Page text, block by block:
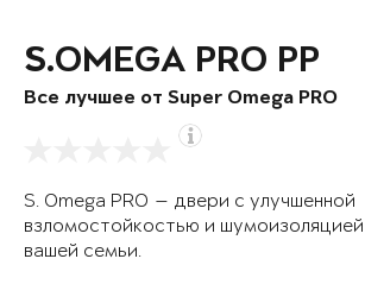
S.OMEGA PRO PP
Все лучшее от Super Omega PRO
S. Omega PRO — двери с улучшенной
взломостойкостью и шумоизоляцией
вашей семьи.